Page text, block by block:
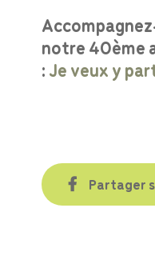
notre 40ème
:Je veux y
Partager